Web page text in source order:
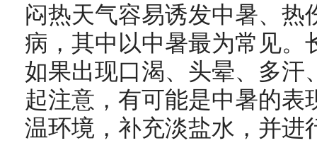
闷热天气容易诱发中暑、热
病，其中以中暑最为常见。
如果出现口渴、头晕、多汗
起注意，有可能是中暑的表
温环境，补充淡盐水，并进